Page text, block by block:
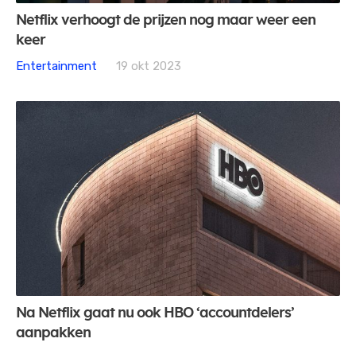
Netflix verhoogt de prijzen nog maar weer een
keer
Entertainment
19 okt 2023
Na Netflix gaat nu ook HBO ‘accountdelers’
aanpakken